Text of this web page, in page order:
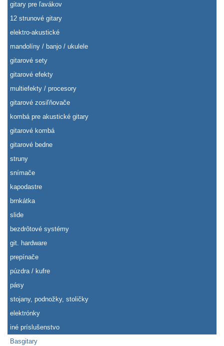
gitary pre ľavákov
12 strunové gitary
elektro-akustické
mandolíny / banjo / ukulele
gitarové sety
gitarové efekty
multiefekty / procesory
gitarové zosiľňovače
kombá pre akustické gitary
gitarové kombá
gitarové bedne
struny
snímače
kapodastre
brnkátka
slide
bezdrôtové systémy
git. hardware
prepínače
púzdra / kufre
pásy
stojany, podnožky, stoličky
elektrónky
iné príslušenstvo
Basgitary